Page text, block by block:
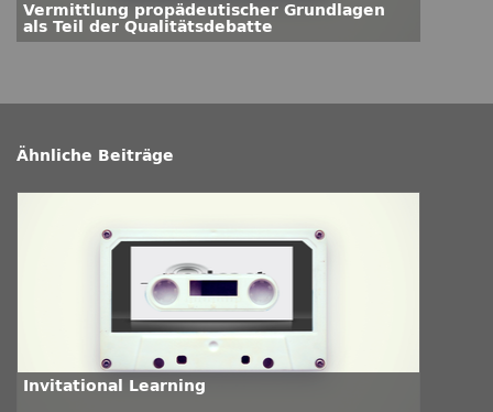
Vermittlung propädeutischer Grundlagen
als Teil der Qualitätsdebatte
Ähnliche Beiträge
Invitational Learning